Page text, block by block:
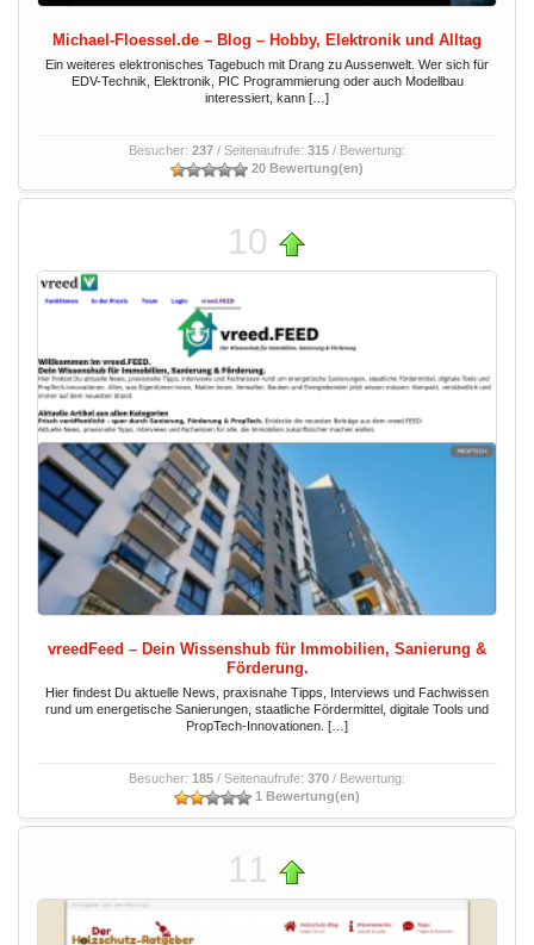
Michael-Floessel.de – Blog – Hobby, Elektronik und Alltag
Ein weiteres elektronisches Tagebuch mit Drang zu Aussenwelt. Wer sich für
EDV-Technik, Elektronik, PIC Programmierung oder auch Modellbau
interessiert, kann […]
Besucher: 237 / Seitenaufrufe: 315 / Bewertung:
20 Bewertung(en)
10
vreedFeed – Dein Wissenshub für Immobilien, Sanierung &
Förderung.
Hier findest Du aktuelle News, praxisnahe Tipps, Interviews und Fachwissen
rund um energetische Sanierungen, staatliche Fördermittel, digitale Tools und
PropTech-Innovationen. […]
Besucher: 185 / Seitenaufrufe: 370 / Bewertung:
1 Bewertung(en)
11